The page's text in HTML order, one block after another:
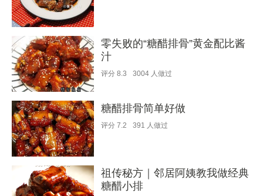
零失败的“糖醋排骨”黄金配比酱
汁
评分 8.3 3004 人做过
糖醋排骨简单好做
评分 7.2 391 人做过
祖传秘方｜邻居阿姨教我做经典
糖醋小排